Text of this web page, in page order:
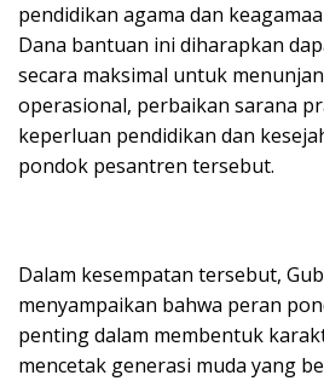
pendidikan agama dan
Dana bantuan ini diharapkan
secara maksimal untuk
operasional, perbaikan sarana
keperluan pendidikan dan
pondok pesantren tersebut.
Dalam kesempatan tersebut,
menyampaikan bahwa peran
penting dalam membentuk
mencetak generasi muda yang